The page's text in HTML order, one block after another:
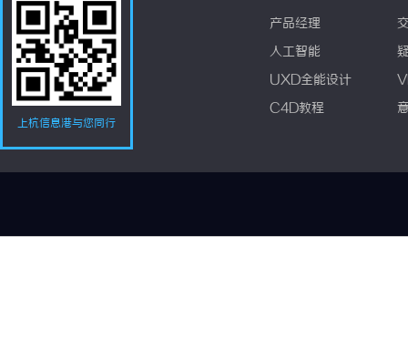
上杭信息港与您同行
产品经理
人工智能
UXD全能设计
C4D教程